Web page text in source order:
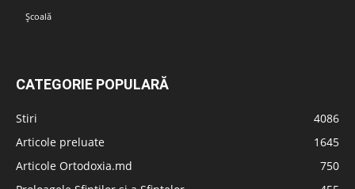
Școală
CATEGORIE POPULARĂ
Stiri
4086
Articole preluate
1645
Articole Ortodoxia.md
750